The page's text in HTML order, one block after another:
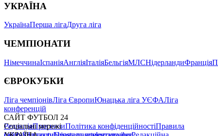
УКРАЇНА
УкраїнаПерша лігаДруга ліга
ЧЕМПІОНАТИ
НімеччинаІспаніяАнгліяІталіяБельгіяМЛСНідерландиФранція
ЄВРОКУБКИ
Ліга чемпіонівЛіга ЄвропиЮнацька ліга УЄФАЛіга
конференцій
САЙТ ФУТБОЛ 24
РедакціяПрогнозиПолітика конфіденційностіПравила
Соціальні мережі